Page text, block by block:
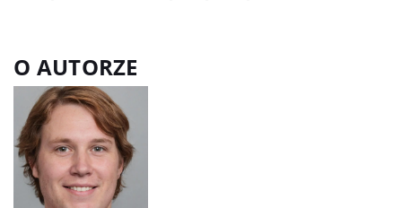
O AUTORZE